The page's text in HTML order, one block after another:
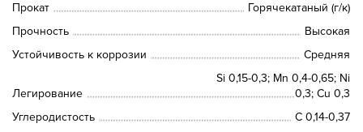
Прокат
Горячекатаный (г/к)
Прочность
Высокая
Устойчивость к коррозии
Средняя
Легирование
Si 0,15-0,3; Mn 0,4-0,65; Ni
0,3; Cu 0,3
Углеродистость
С 0,14-0,37